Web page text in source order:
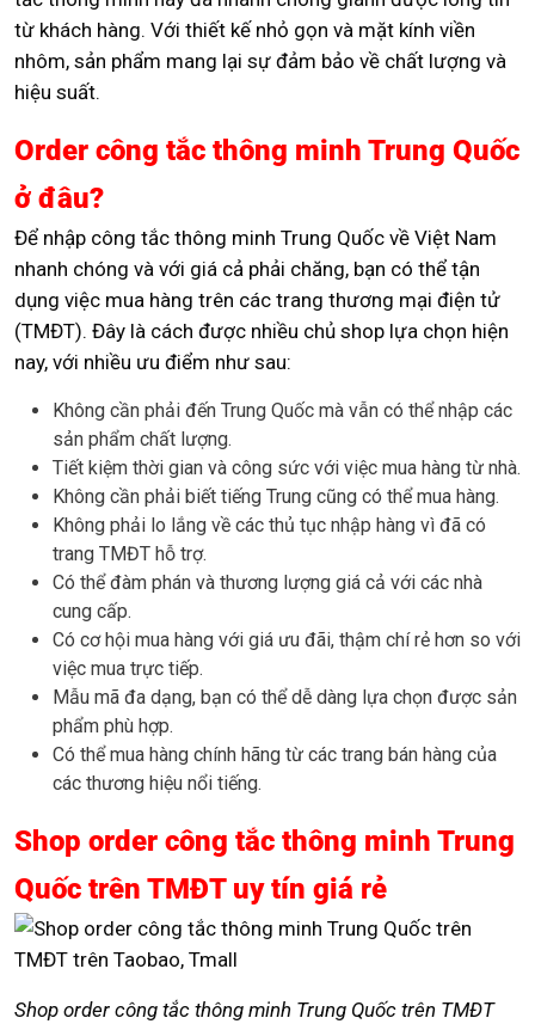
từ khách hàng. Với thiết kế nhỏ gọn và mặt kính viền
nhôm, sản phẩm mang lại sự đảm bảo về chất lượng và
hiệu suất.
Order công tắc thông minh Trung Quốc
ở đâu?
Để nhập công tắc thông minh Trung Quốc về Việt Nam
nhanh chóng và với giá cả phải chăng, bạn có thể tận
dụng việc mua hàng trên các trang thương mại điện tử
(TMĐT). Đây là cách được nhiều chủ shop lựa chọn hiện
nay, với nhiều ưu điểm như sau:
Không cần phải đến Trung Quốc mà vẫn có thể nhập các
sản phẩm chất lượng.
Tiết kiệm thời gian và công sức với việc mua hàng từ nhà.
Không cần phải biết tiếng Trung cũng có thể mua hàng.
Không phải lo lắng về các thủ tục nhập hàng vì đã có
trang TMĐT hỗ trợ.
Có thể đàm phán và thương lượng giá cả với các nhà
cung cấp.
Có cơ hội mua hàng với giá ưu đãi, thậm chí rẻ hơn so với
việc mua trực tiếp.
Mẫu mã đa dạng, bạn có thể dễ dàng lựa chọn được sản
phẩm phù hợp.
Có thể mua hàng chính hãng từ các trang bán hàng của
các thương hiệu nổi tiếng.
Shop order công tắc thông minh Trung
Quốc trên TMĐT uy tín giá rẻ
Shop order công tắc thông minh Trung Quốc trên TMĐT